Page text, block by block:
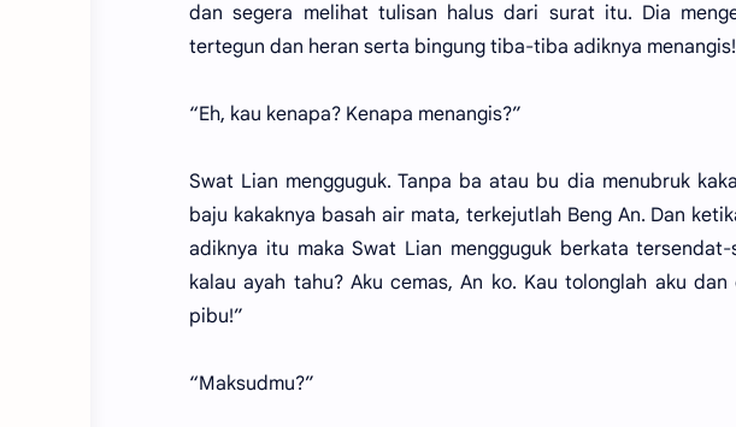
dan segera melihat tulisan halus dari surat itu. Dia
tertegun dan heran serta bingung tiba-tiba adiknya menangis!
“Eh, kau kenapa? Kenapa menangis?”
Swat Lian mengguguk. Tanpa ba atau bu dia menubruk
baju kakaknya basah air mata, terkejutlah Beng An. Dan
adiknya itu maka Swat Lian mengguguk berkata
kalau ayah tahu? Aku cemas, An ko. Kau tolonglah aku
pibu!”
“Maksudmu?”